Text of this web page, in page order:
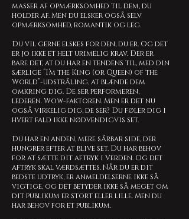
masser af opmærksomhed til dem, du
holder af. Men du elsker også selv
opmærksomhed, romantik og leg.
Du vil gerne elskes for den, du er. Og det
er jo ikke et helt urimelig krav. Der er
bare det, at du har en tendens til, med din
særlige ”I’m the King (or Queen) of the
World”-udstråling, at blænde dem
omkring dig. De ser performeren,
lederen. Wow-faktoren. Men er det nu
også virkelig dig, de ser? Du føler dig i
hvert fald ikke nødvendigvis set.
Du har en anden, mere sårbar side, der
hungrer efter at blive set. Du har behov
for at sætte dit aftryk i Verden. Og det
aftryk skal værdsættes. Når du er dit
bedste udtryk, er anmeldelserne ikke så
vigtige, og det betyder ikke så meget om
dit publikum er stort eller lille. Men du
har behov for et publikum.